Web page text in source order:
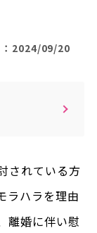
：2024/09/20
されている方
ラハラを理由
離婚に伴い慰